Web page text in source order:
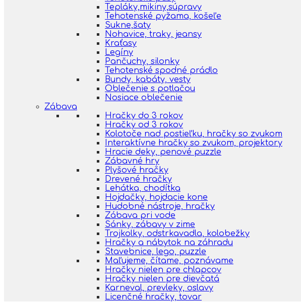
Tepláky,mikiny,súpravy
Tehotenské pyžama, košeľe
Sukne,šaty
Nohavice, traky, jeansy
Kraťasy
Legíny
Pančuchy, silonky
Tehotenské spodné prádlo
Bundy, kabáty, vesty
Oblečenie s potlačou
Nosiace oblečenie
Zábava
Hračky do 3 rokov
Hračky od 3 rokov
Kolotoče nad postieľku, hračky so zvukom
Interaktívne hračky so zvukom, projektory
Hracie deky, penové puzzle
Zábavné hry
Plyšové hračky
Drevené hračky
Lehátka, chodítka
Hojdačky, hojdacie kone
Hudobné nástroje, hračky
Zábava pri vode
Sánky, zábavy v zime
Trojkolky, odstrkavadla, kolobežky
Hračky a nábytok na záhradu
Stavebnice, lego, puzzle
Maľujeme, čítame, poznávame
Hračky nielen pre chlapcov
Hračky nielen pre dievčatá
Karneval, prevleky, oslavy
Licenčné hračky, tovar